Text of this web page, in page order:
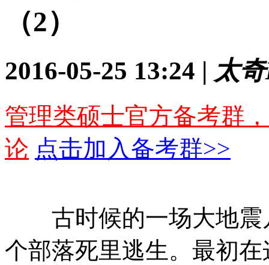
（2）
2016-05-25 13:24 | 太
管理类硕士官方备考群
论 点击加入备考群>>
古时候的一场大地震
个部落死里逃生。最初